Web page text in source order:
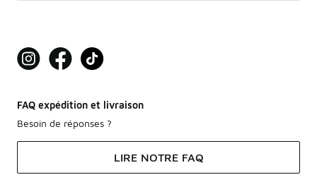
FAQ expédition et livraison
Besoin de réponses ?
LIRE NOTRE FAQ